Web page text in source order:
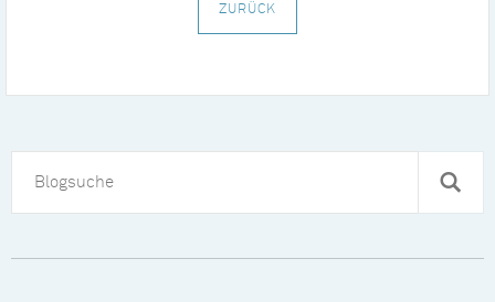
ZURÜCK